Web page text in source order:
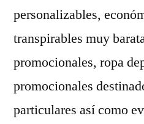
personalizables,
transpirables muy
promocionales, ropa
promocionales
particulares así como